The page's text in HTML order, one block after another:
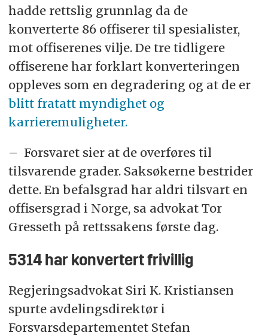
hadde rettslig grunnlag da de
konverterte 86 offiserer til spesialister,
mot offiserenes vilje. De tre tidligere
offiserene har forklart konverteringen
oppleves som en degradering og at de er
blitt fratatt myndighet og
karrieremuligheter.
– Forsvaret sier at de overføres til
tilsvarende grader. Saksøkerne bestrider
dette. En befalsgrad har aldri tilsvart en
offisersgrad i Norge, sa advokat Tor
Gresseth på rettssakens første dag.
5314 har konvertert frivillig
Regjeringsadvokat Siri K. Kristiansen
spurte avdelingsdirektør i
Forsvarsdepartementet Stefan